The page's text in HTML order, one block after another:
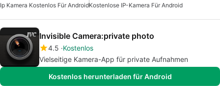
Ip Kamera Kostenlos Für AndroidKostenlose IP-Kamera Für Android
Invisible Camera:private photo
4.5 Kostenlos
Vielseitige Kamera-App für private Aufnahmen
Kostenlos herunterladen für Android